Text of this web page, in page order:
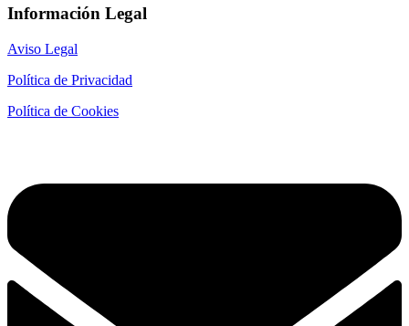
Información Legal
Aviso Legal
Política de Privacidad
Política de Cookies